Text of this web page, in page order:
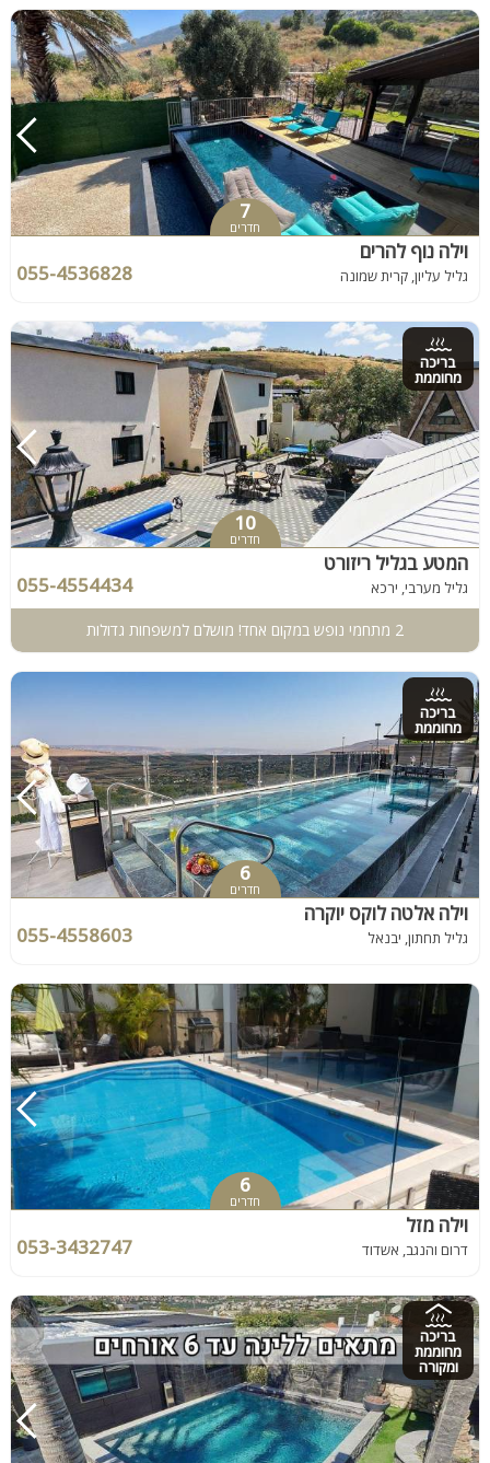
7
חדרים
וילה נוף להרים
גליל עליון, קרית שמונה 055-4536828
בריכה
מחוממת
10
חדרים
המטע בגליל ריזורט
גליל מערבי, ירכא 055-4554434
2 מתחמי נופש במקום אחד! מושלם למשפחות גדולות
בריכה
מחוממת
6
חדרים
וילה אלטה לוקס יוקרה
גליל תחתון, יבנאל 055-4558603
6
חדרים
וילה מזל
דרום והנגב, אשדוד 053-3432747
בריכה
מחוממת
ומקורה